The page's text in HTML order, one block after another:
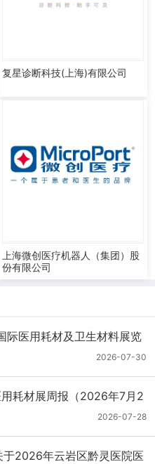
复星诊断科技(上海)有限公司
上海微创医疗机器人（集团）股
份有限公司
际医用耗材及卫生材料展览
周报）
2026-07-30
耗材展周报（2026年7月2
2026-07-28
于2026年云岩区黔灵医院医